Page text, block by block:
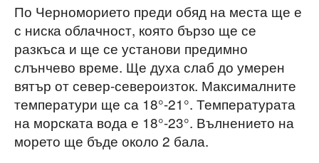
По Черноморието преди обяд на места ще е
с ниска облачност, която бързо ще се
разкъса и ще се установи предимно
слънчево време. Ще духа слаб до умерен
вятър от север-североизток. Максималните
температури ще са 18°-21°. Температурата
на морската вода е 18°-23°. Вълнението на
морето ще бъде около 2 бала.